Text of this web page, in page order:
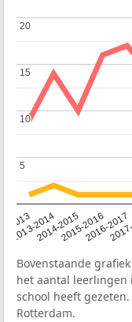
2013
2013-2014
2014-20152015-20162016-2017
5
5
10
10
15
15
20
20
Bovenstaande
het aantal leerlingen
school heeft
Rotterdam.